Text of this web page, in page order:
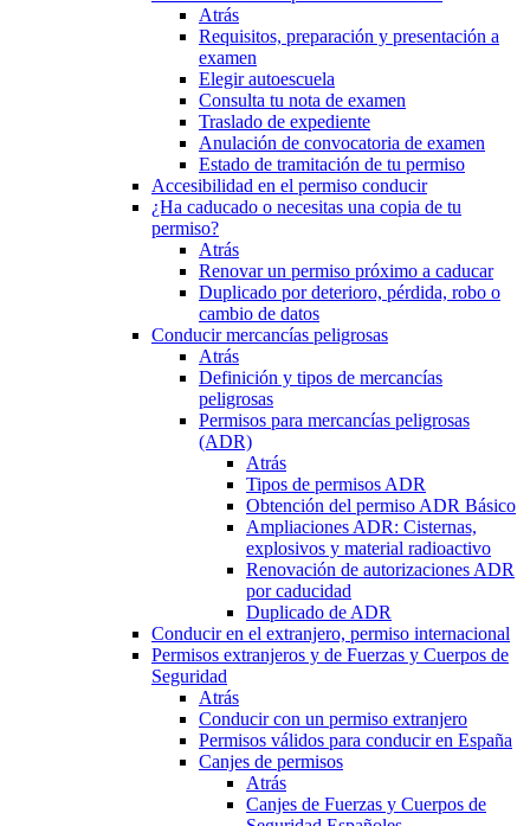
Atrás
Requisitos, preparación y presentación a
examen
Elegir autoescuela
Consulta tu nota de examen
Traslado de expediente
Anulación de convocatoria de examen
Estado de tramitación de tu permiso
Accesibilidad en el permiso conducir
¿Ha caducado o necesitas una copia de tu
permiso?
Atrás
Renovar un permiso próximo a caducar
Duplicado por deterioro, pérdida, robo o
cambio de datos
Conducir mercancías peligrosas
Atrás
Definición y tipos de mercancías
peligrosas
Permisos para mercancías peligrosas
(ADR)
Atrás
Tipos de permisos ADR
Obtención del permiso ADR Básico
Ampliaciones ADR: Cisternas,
explosivos y material radioactivo
Renovación de autorizaciones ADR
por caducidad
Duplicado de ADR
Conducir en el extranjero, permiso internacional
Permisos extranjeros y de Fuerzas y Cuerpos de
Seguridad
Atrás
Conducir con un permiso extranjero
Permisos válidos para conducir en España
Canjes de permisos
Atrás
Canjes de Fuerzas y Cuerpos de